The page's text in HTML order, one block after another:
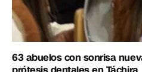
63 abuelos con sonrisa